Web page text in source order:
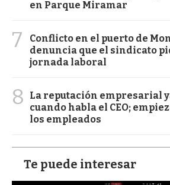
en Parque Miramar
7
Conflicto en el puerto de
denuncia que el sindicato
jornada laboral
8
La reputación empresarial
cuando habla el CEO;
los empleados
Te puede interesar